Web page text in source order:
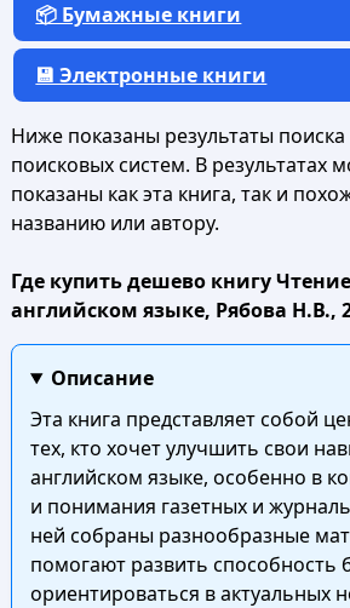
📦 Бумажные книги
💾 Электронные книги
Ниже показаны результаты поиска
поисковых систем. В результатах
показаны как эта книга, так и
названию или автору.
Где купить дешево книгу
английском языке, Рябова Н.В.,
Описание
Эта книга представляет собой
тех, кто хочет улучшить свои
английском языке, особенно в
и понимания газетных и
ней собраны разнообразные
помогают развить способность
ориентироваться в актуальных